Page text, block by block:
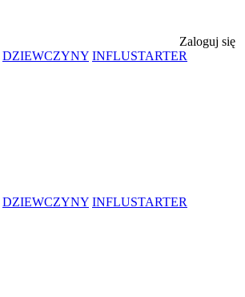
Zaloguj się
DZIEWCZYNY INFLUSTARTER
DZIEWCZYNY INFLUSTARTER